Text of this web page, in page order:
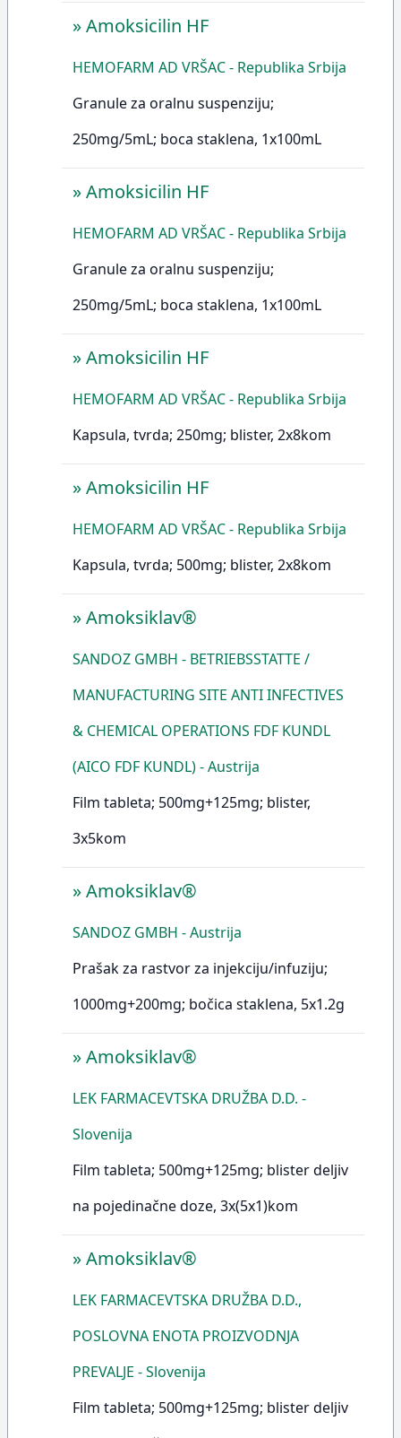
»Amoksicilin HF
HEMOFARM AD VRŠAC - Republika Srbija
Granule za oralnu suspenziju;
250mg/5mL; boca staklena, 1x100mL
»Amoksicilin HF
HEMOFARM AD VRŠAC - Republika Srbija
Granule za oralnu suspenziju;
250mg/5mL; boca staklena, 1x100mL
»Amoksicilin HF
HEMOFARM AD VRŠAC - Republika Srbija
Kapsula, tvrda; 250mg; blister, 2x8kom
»Amoksicilin HF
HEMOFARM AD VRŠAC - Republika Srbija
Kapsula, tvrda; 500mg; blister, 2x8kom
»Amoksiklav®
SANDOZ GMBH - BETRIEBSSTATTE /
MANUFACTURING SITE ANTI INFECTIVES
& CHEMICAL OPERATIONS FDF KUNDL
(AICO FDF KUNDL) - Austrija
Film tableta; 500mg+125mg; blister,
3x5kom
»Amoksiklav®
SANDOZ GMBH - Austrija
Prašak za rastvor za injekciju/infuziju;
1000mg+200mg; bočica staklena, 5x1.2g
»Amoksiklav®
LEK FARMACEVTSKA DRUŽBA D.D. -
Slovenija
Film tableta; 500mg+125mg; blister deljiv
na pojedinačne doze, 3x(5x1)kom
»Amoksiklav®
LEK FARMACEVTSKA DRUŽBA D.D.,
POSLOVNA ENOTA PROIZVODNJA
PREVALJE - Slovenija
Film tableta; 500mg+125mg; blister deljiv